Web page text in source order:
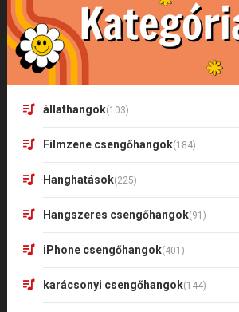
állathangok(103)
Filmzene csengőhangok(184)
Hanghatások(225)
Hangszeres csengőhangok(91)
iPhone csengőhangok(401)
karácsonyi csengőhangok(144)